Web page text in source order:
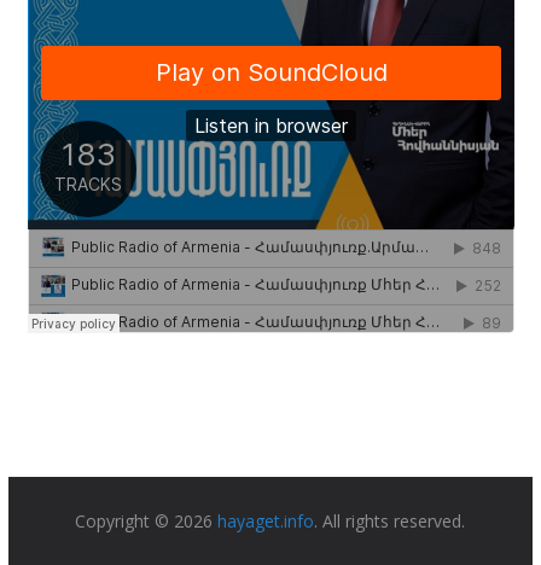
Copyright © 2026hayaget.info. All rights reserved.